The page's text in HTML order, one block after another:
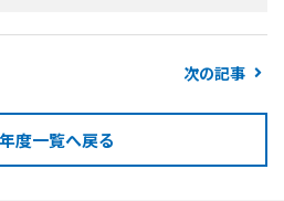
次の記事
度一覧へ戻る